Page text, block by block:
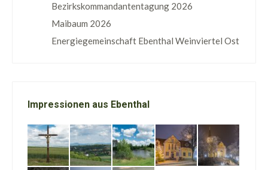
Bezirkskommandantentagung 2026
Maibaum 2026
Energiegemeinschaft Ebenthal Weinviertel Ost
Impressionen aus Ebenthal